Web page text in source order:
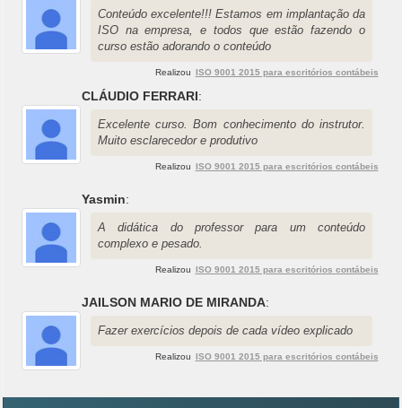
Conteúdo excelente!!! Estamos em implantação da
ISO na empresa, e todos que estão fazendo o
curso estão adorando o conteúdo
Realizou ISO 9001 2015 para escritórios contábeis
CLÁUDIO FERRARI:
Excelente curso. Bom conhecimento do instrutor.
Muito esclarecedor e produtivo
Realizou ISO 9001 2015 para escritórios contábeis
Yasmin:
A didática do professor para um conteúdo
complexo e pesado.
Realizou ISO 9001 2015 para escritórios contábeis
JAILSON MARIO DE MIRANDA:
Fazer exercícios depois de cada vídeo explicado
Realizou ISO 9001 2015 para escritórios contábeis